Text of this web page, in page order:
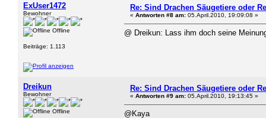
ExUser1472
Bewohner
Offline
Beiträge: 1.113
Re: Sind Drachen Säugetiere oder
« Antworten #8 am: 05.April.2010, 19:09:08 »
@ Dreikun: Lass ihm doch seine
Dreikun
Bewohner
Offline
Re: Sind Drachen Säugetiere oder
« Antworten #9 am: 05.April.2010, 19:13:45 »
@Kaya